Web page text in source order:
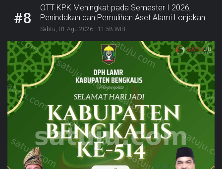
#8
OTT KPK Meningkat pada Semester I 2026,
Penindakan dan Pemulihan Aset Alami Lonjakan
Sabtu, 01 Agu 2026 - 11:58 WIB